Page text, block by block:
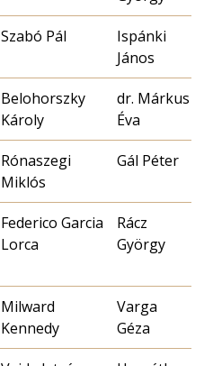
Szabó Pál
Ispánki
János
Belohorszky
Károly
dr. Márkus
Éva
Rónaszegi
Miklós
Gál Péter
Federico Garcia
Lorca
Rácz
György
Milward
Kennedy
Varga
Géza